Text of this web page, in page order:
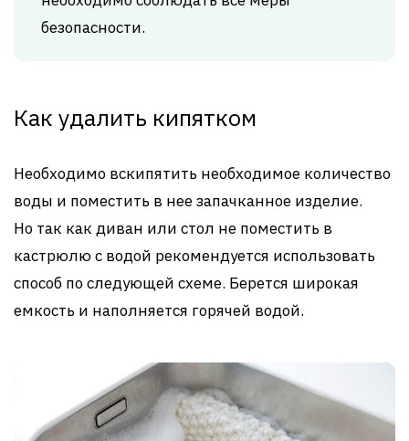
безопасности.
Как удалить кипятком
Необходимо вскипятить необходимое количество
воды и поместить в нее запачканное изделие.
Но так как диван или стол не поместить в
кастрюлю с водой рекомендуется использовать
способ по следующей схеме. Берется широкая
емкость и наполняется горячей водой.